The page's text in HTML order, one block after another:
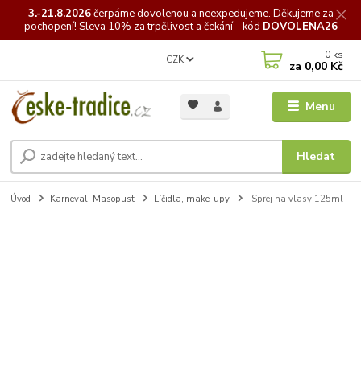
3.-21.8.2026čerpámedovolenou a neexpedujeme. Děkujeme za
pochopení! Sleva 10% za trpělivost a čekání - kód DOVOLENA26
Menu
CZK
Hledat
0 ks
za 0,00 Kč
Úvod Karneval, Masopust Líčidla, make-upy Sprej na vlasy 125ml